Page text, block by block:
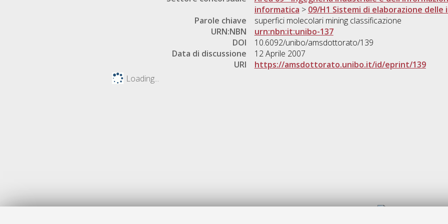
informatica > 09/H1 Sistemi di elaborazione delle
Parole chiave
superfici molecolari mining classificazione
URN:NBN
urn:nbn:it:unibo-137
DOI
10.6092/unibo/amsdottorato/139
Data di discussione
12 Aprile 2007
URI
https://amsdottorato.unibo.it/id/eprint/139
Loading...